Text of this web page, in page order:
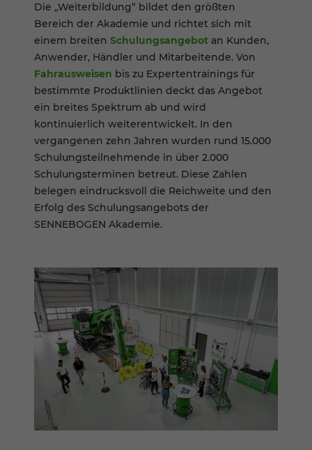
Die „Weiterbildung“ bildet den größten
Bereich der Akademie und richtet sich mit
einem breiten Schulungsangebot an Kunden,
Anwender, Händler und Mitarbeitende. Von
Fahrausweisen bis zu Expertentrainings für
bestimmte Produktlinien deckt das Angebot
ein breites Spektrum ab und wird
kontinuierlich weiterentwickelt. In den
vergangenen zehn Jahren wurden rund 15.000
Schulungsteilnehmende in über 2.000
Schulungsterminen betreut. Diese Zahlen
belegen eindrucksvoll die Reichweite und den
Erfolg des Schulungsangebots der
SENNEBOGEN Akademie.